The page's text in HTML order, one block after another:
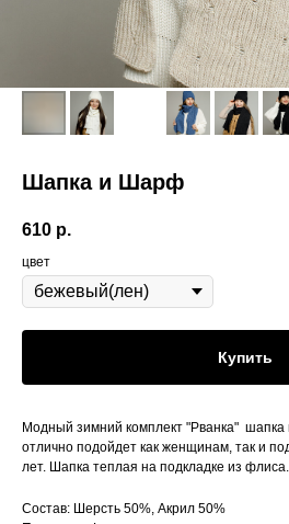
Шапка и Шарф
610 р.
цвет
Купить
Модный зимний комплект "Рванка"
отлично подойдет как женщинам, так и
лет. Шапка теплая на подкладке из флиса.
Состав: Шерсть 50%, Акрил 50%